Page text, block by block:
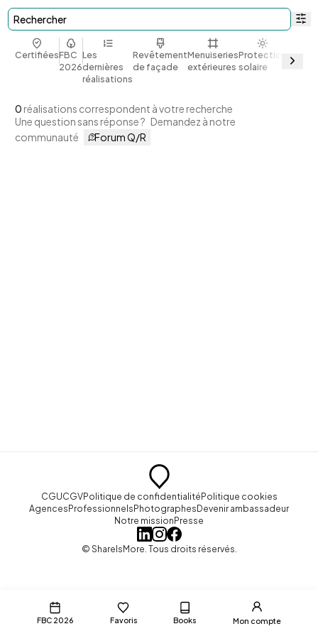
FBC 2026 Favoris Books Mon compte
Rechercher
CertifiéesFBC
2026
Les
dernières
réalisations
Revêtement
de façade
Menuiseries
extérieures
Protection
solaire
Bio et
0 réalisations correspondent à votre recherche
Une question sans réponse ? Demandez à notre
communauté
Forum Q/R
CGUCGVPolitique de confidentialitéPolitique cookies
AgencesProfessionnelsPhotographesDevenir ambassadeur
Notre missionPresse
© ShareIsMore. Tous droits réservés.